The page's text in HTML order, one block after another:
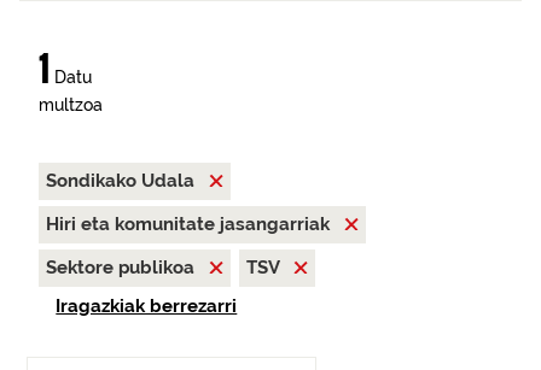
1 Datu
multzoa
Sondikako Udala
Hiri eta komunitate jasangarriak
Sektore publikoa
TSV
Iragazkiak berrezarri